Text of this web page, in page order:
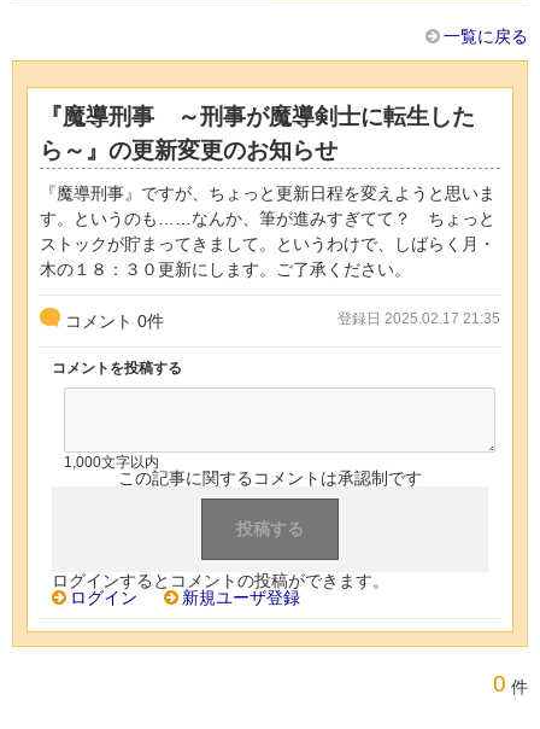
一覧に戻る
『魔導刑事 ～刑事が魔導剣士に転生した
ら～』の更新変更のお知らせ
『魔導刑事』ですが、ちょっと更新日程を変えようと思いま
す。というのも……なんか、筆が進みすぎてて？ ちょっと
ストックが貯まってきまして。というわけで、しばらく月・
木の１８：３０更新にします。ご了承ください。
コメント 0件 登録日 2025.02.17 21:35
コメントを投稿する
1,000文字以内
この記事に関するコメントは承認制です
ログインするとコメントの投稿ができます。
ログイン
新規ユーザ登録
0 件